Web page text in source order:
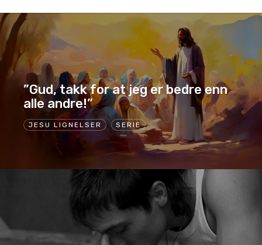
JESU LIGNELSER SERIE
”Gud, takk for at jeg er bedre enn
alle andre!”